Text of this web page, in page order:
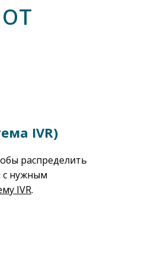
IVR)
распределить
с нужным
IVR.